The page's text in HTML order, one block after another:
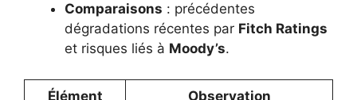
Comparaisons : précédentes
dégradations récentes par Fitch Ratings
et risques liés à Moody’s.
Élément Observation